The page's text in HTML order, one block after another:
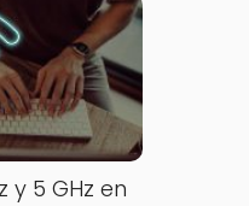
y 5 GHz en